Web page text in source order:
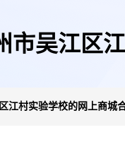
市吴江区
江村实验学校的网上商城